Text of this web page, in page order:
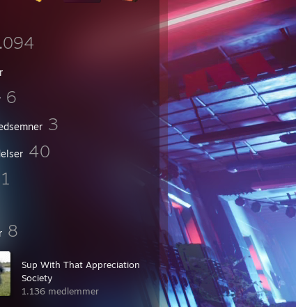
6
3
40
1
8
Sup With That Appreciation
Society
1.136 medlemmer